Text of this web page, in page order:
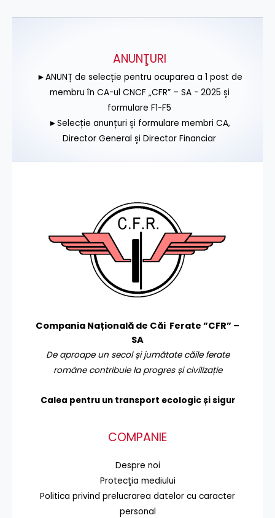
ANUNŢURI
►ANUNȚ de selecție pentru ocuparea a 1 post de
membru în CA-ul CNCF „CFR” – SA - 2025 și
formulare F1-F5
►Selecție anunțuri și formulare membri CA,
Director General și Director Financiar
Compania Națională de Căi Ferate ”CFR” –
SA
De aproape un secol și jumătate căile ferate
române contribuie la progres și civilizație
Calea pentru un transport ecologic și sigur
COMPANIE
Despre noi
Protecţia mediului
Politica privind prelucrarea datelor cu caracter
personal